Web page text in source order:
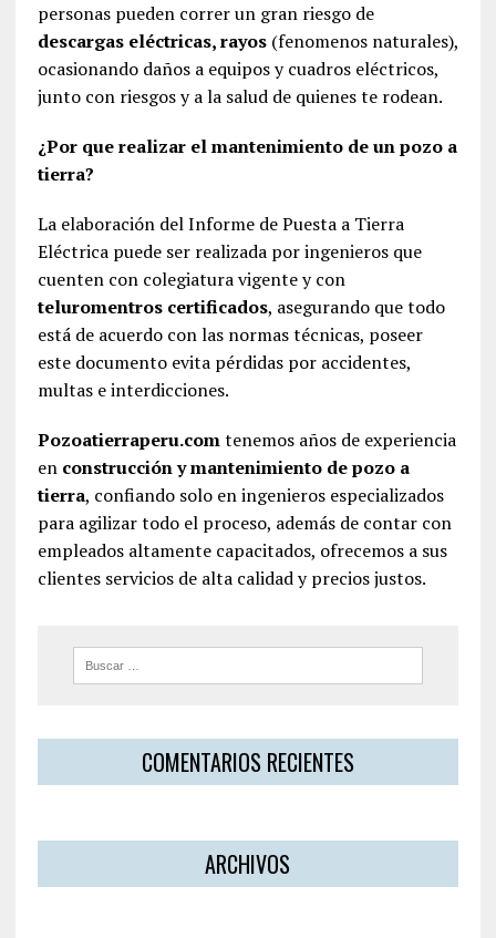
personas pueden correr un gran riesgo de
descargas eléctricas, rayos(fenomenos naturales),
ocasionando daños a equipos y cuadros eléctricos,
junto con riesgos y a la salud de quienes te rodean.
¿Por que realizar el mantenimiento de un pozo a
tierra?
La elaboración del Informe de Puesta a Tierra
Eléctrica puede ser realizada por ingenieros que
cuenten con colegiatura vigente y con
teluromentros certificados, asegurando que todo
está de acuerdo con las normas técnicas, poseer
este documento evita pérdidas por accidentes,
multas e interdicciones.
Pozoatierraperu.comtenemos años de experiencia
en construcción y mantenimiento de pozo a
tierra, confiando solo en ingenieros especializados
para agilizar todo el proceso, además de contar con
empleados altamente capacitados, ofrecemos a sus
clientes servicios de alta calidad y precios justos.
COMENTARIOS RECIENTES
ARCHIVOS